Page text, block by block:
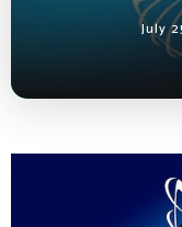
July